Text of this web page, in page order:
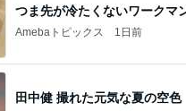
つま先が冷たくないワークマ
Amebaトピックス 1日前
田中健 撮れた元気な夏の空色